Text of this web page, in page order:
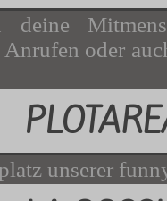
deine
oder
unserer